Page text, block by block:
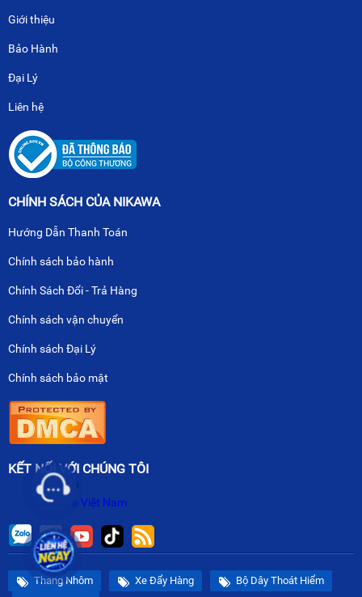
Giới thiệu
Bảo Hành
Đại Lý
Liên hệ
CHÍNH SÁCH CỦA NIKAWA
Hướng Dẫn Thanh Toán
Chính sách bảo hành
Chính Sách Đổi - Trả Hàng
Chính sách vận chuyển
Chính sách Đại Lý
Chính sách bảo mật
KẾT NỐI VỚI CHÚNG TÔI
Nikawa Việt Nam
Thang Nhôm Xe Đẩy Hàng
Bộ Dây Thoát Hiểm